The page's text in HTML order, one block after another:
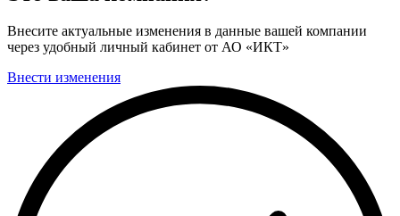
Внесите актуальные изменения в данные вашей компании
через удобный личный кабинет от АО «ИКТ»
Внести изменения